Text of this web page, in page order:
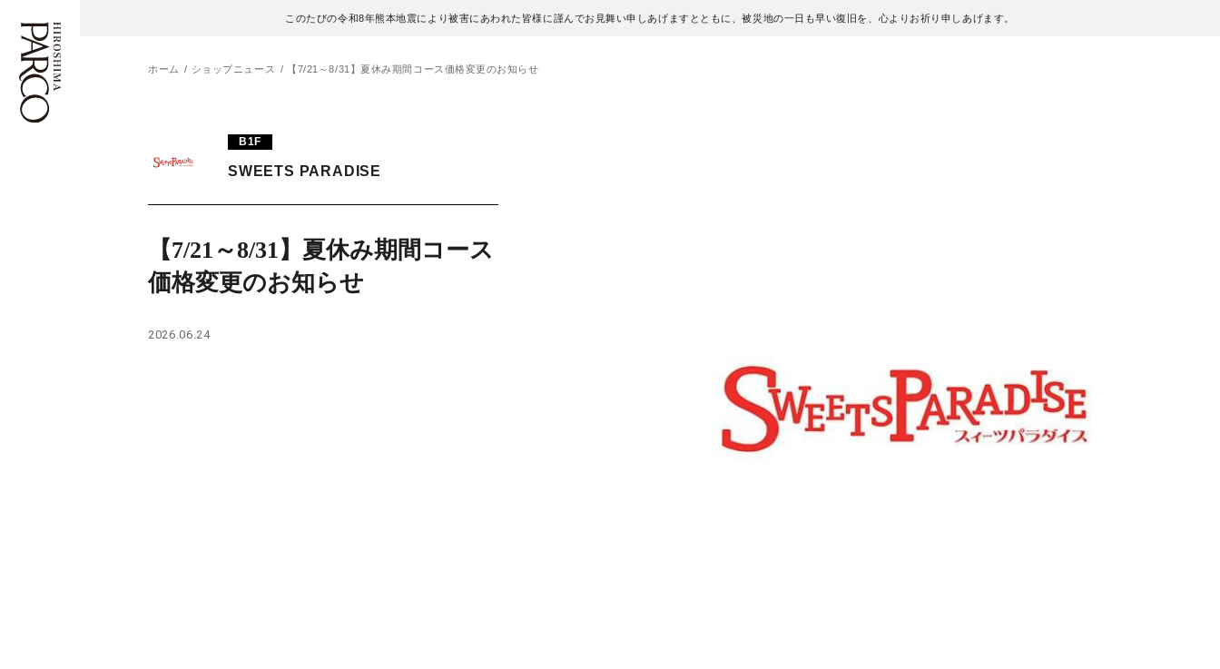
このたびの令和8年熊本地震により被害にあわれた皆様に謹んでお見舞い申しあげますとともに、被災地の一日も早い復旧を、心よりお祈り申しあげます。
施設案内・アクセス
ホーム ショップニュース 【7/21～8/31】夏休み期間コース価格変更のお知らせ
B1F
SWEETS PARADISE
【7/21～8/31】夏休み期間コース
価格変更のお知らせ
2026.06.24